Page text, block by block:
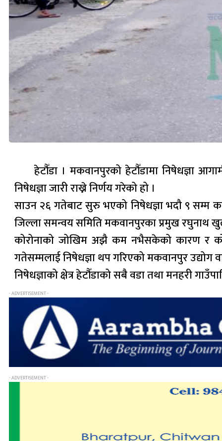
हेटौँडा । मकवानपुरको हेटौँडामा निषेधज्ञा
निषेधज्ञा जारी राख्ने निर्णय गरेको हो ।
साउन २६ गतेबाट सुरु भएको निषेधज्ञा भदौ ९ सम्म
जिल्ला समन्वय समिति मकवानपुरका प्रमुख रघुनाथ
कोरोनाको जोखिम अझै कम नभैसकेको कारण र
गतेसम्मलाई निषेधज्ञा थप गरिएको मकवानपुर
निषेधज्ञाको क्षेत्र हेटौँडाको सबै वडा तथा मनहरी
- ADVERTISEMENT -
- ADVERTISEMENT -